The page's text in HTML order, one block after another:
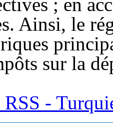
Ainsi, le
sur la
La fiscalité en Turquie